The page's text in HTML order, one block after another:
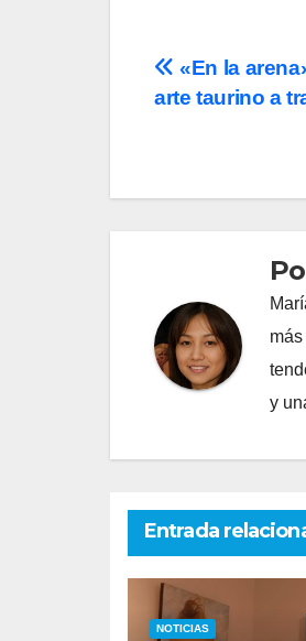
«En la
arte taurino a
y
Entrada
NOTICIAS